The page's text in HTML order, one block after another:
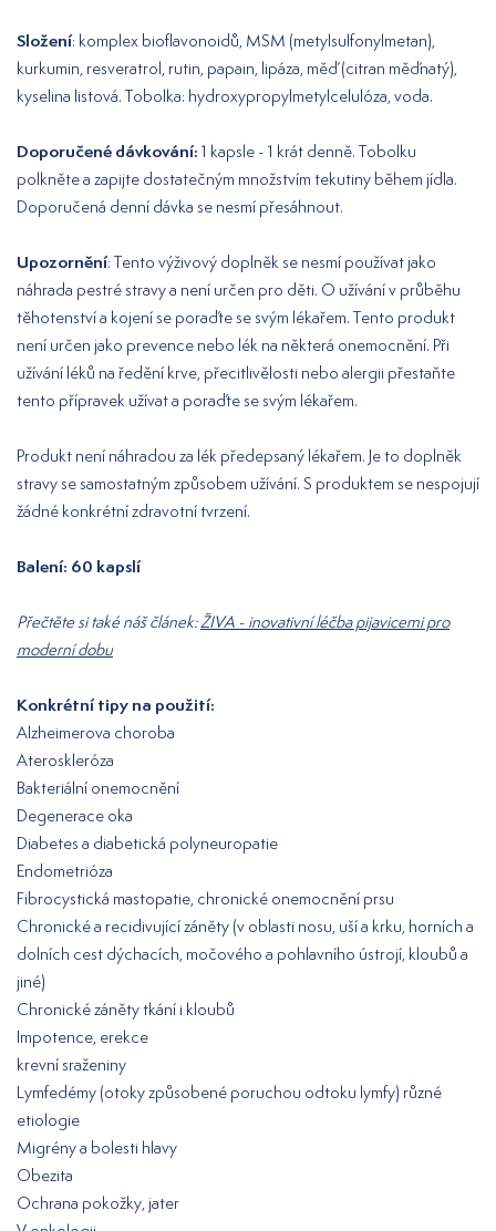
Složení: komplex bioflavonoidů, MSM (metylsulfonylmetan),
kurkumin, resveratrol, rutin, papain, lipáza, měď (citran měďnatý),
kyselina listová. Tobolka: hydroxypropylmetylcelulóza, voda.
Doporučené dávkování: 1 kapsle - 1 krát denně. Tobolku
polkněte a zapijte dostatečným množstvím tekutiny během jídla.
Doporučená denní dávka se nesmí přesáhnout.
Upozornění: Tento výživový doplněk se nesmí používat jako
náhrada pestré stravy a není určen pro děti. O užívání v průběhu
těhotenství a kojení se poraďte se svým lékařem. Tento produkt
není určen jako prevence nebo lék na některá onemocnění. Při
užívání léků na ředění krve, přecitlivělosti nebo alergii přestaňte
tento přípravek užívat a poraďte se svým lékařem.
Produkt není náhradou za lék předepsaný lékařem. Je to doplněk
stravy se samostatným způsobem užívání. S produktem se nespojují
žádné konkrétní zdravotní tvrzení.
Balení: 60 kapslí
Přečtěte si také náš článek:ŽIVA - inovativní léčba pijavicemi pro
moderní dobu
Konkrétní tipy na použití:
Alzheimerova choroba
Ateroskleróza
Bakteriální onemocnění
Degenerace oka
Diabetes a diabetická polyneuropatie
Endometrióza
Fibrocystická mastopatie, chronické onemocnění prsu
Chronické a recidivující záněty (v oblasti nosu, uší a krku, horních a
dolních cest dýchacích, močového a pohlavního ústrojí, kloubů a
jiné)
Chronické záněty tkání i kloubů
Impotence, erekce
krevní sraženiny
Lymfedémy (otoky způsobené poruchou odtoku lymfy) různé
etiologie
Migrény a bolesti hlavy
Obezita
Ochrana pokožky, jater